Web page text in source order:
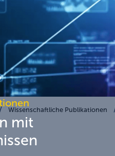
mit
Wissenschaftliche Publikationen